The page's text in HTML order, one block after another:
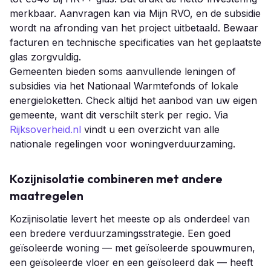
merkbaar. Aanvragen kan via Mijn RVO, en de subsidie
wordt na afronding van het project uitbetaald. Bewaar
facturen en technische specificaties van het geplaatste
glas zorgvuldig.
Gemeenten bieden soms aanvullende leningen of
subsidies via het Nationaal Warmtefonds of lokale
energieloketten. Check altijd het aanbod van uw eigen
gemeente, want dit verschilt sterk per regio. Via
Rijksoverheid.nl vindt u een overzicht van alle
nationale regelingen voor woningverduurzaming.
Kozijnisolatie combineren met andere
maatregelen
Kozijnisolatie levert het meeste op als onderdeel van
een bredere verduurzamingsstrategie. Een goed
geïsoleerde woning — met geïsoleerde spouwmuren,
een geïsoleerde vloer en een geïsoleerd dak — heeft